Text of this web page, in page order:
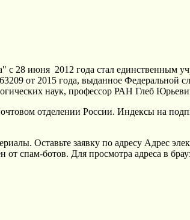
28 июня 2012 года стал единственным
от 2015 года, выданное Федеральной
наук, профессор РАН Глеб
отделении России. Индексы на
Оставьте заявку по адресу Адрес
спам-ботов. Для просмотра адреса в